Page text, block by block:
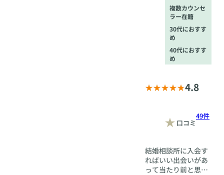
幸せですが、結婚も
違う意味で幸せで
す。 独身＝不幸
せ、結婚＝幸せ と
言う２極化ではなく
独身も結婚も幸せな
んです。 比較する
は独身に味わえない
なたも味わってみて
も損はないですよ。
複数カウンセ
ラー在籍
30代におすす
め
40代におすす
め
4.8
口コミ
49件
結婚相談所に入会す
ればいい出会いがあ
って当たり前と思っ